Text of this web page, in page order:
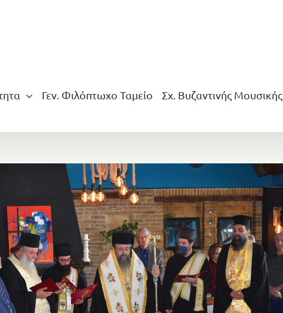
Γεν. Φιλόπτωχο Ταμείο Σχ. Βυζαντινής Μουσικής